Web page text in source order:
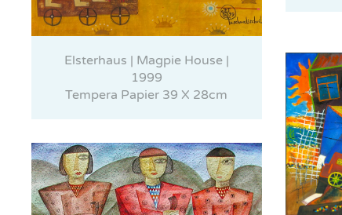
Elsterhaus | Magpie House |
1999
Tempera Papier 39 X 28cm